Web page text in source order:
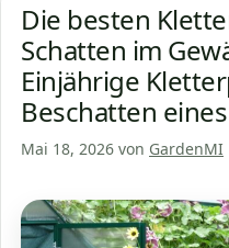
Die besten
Schatten im
Einjährige
Beschatten
Mai 18, 2026 von GardenMI